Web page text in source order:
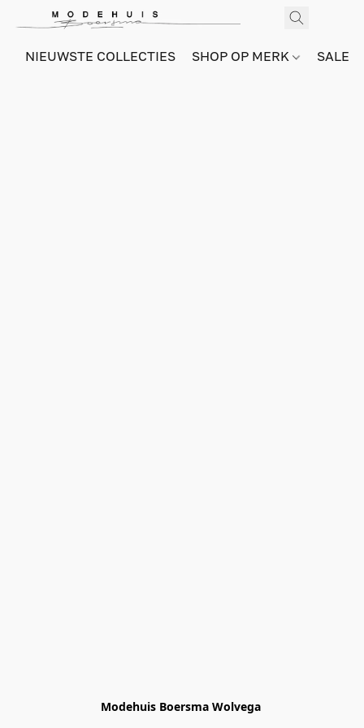
NIEUWSTE COLLECTIES SHOP OP MERK SALE
Modehuis Boersma Wolvega